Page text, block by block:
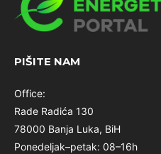
PIŠITE NAM
Office:
Rade Radića 130
78000 Banja Luka, BiH
Ponedeljak–petak: 08–16h